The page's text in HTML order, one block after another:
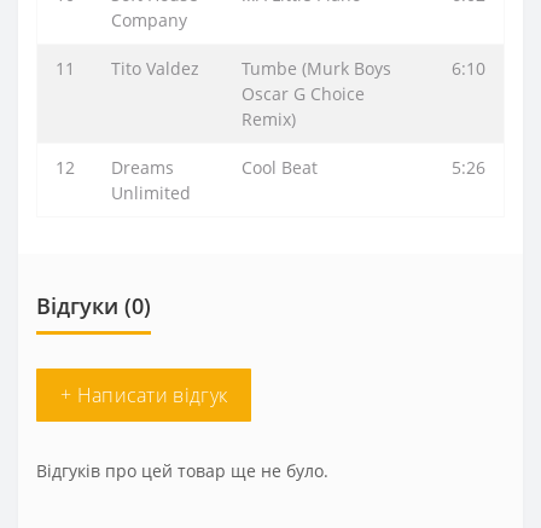
Company
11 Tito Valdez
Tumbe (Murk Boys
Oscar G Choice
Remix)
6:10
12
Dreams
Unlimited
Cool Beat 5:26
Відгуки (0)
+ Написати відгук
Відгуків про цей товар ще не було.